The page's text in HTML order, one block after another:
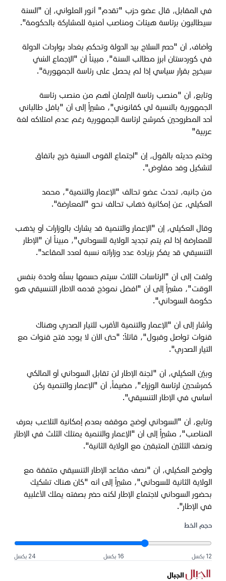
في المقابل، قال عضو حزب "تقدم" أنور العلواني، إن "السنة
سيطالبون برئاسة هيئات ومناصب أمنية للمشاركة بالحكومة".
وأضاف، أن "حصر السلاح بيد الدولة وتحكم بغداد بواردات الدولة
في كوردستان أبرز مطالب السنة"، مبيناً أن "الإجماع السُني
سيخرج بقرار سياسي إذا لم يحصل على رئاسة الجمهورية".
وتابع، أن "منصب رئاسة البرلمان أهم من منصب رئاسة
الجمهورية بالنسبة لي كقانوني"، مشيراً إلى أن "بافل طالباني
أحد المطروحين كمرشح لرئاسة الجمهورية رغم عدم امتلاكه لغة
عربية"
وختم حديثه بالقول، إن "اجتماع القوى السنية خرج باتفاق
لتشكيل وفد مفاوض".
من جانبه، تحدث عضو تحالف "الإعمار والتنمية"، محمد
العكيلي، عن إمكانية ذهاب تحالف نحو "المعارضة".
وقال العكيلي، إن "الإعمار والتنمية قد يشارك بالوزارات أو يذهب
للمعارضة إذا لم يتم تجديد الولاية للسوداني"، مبيناً أن "الإطار
التنسيقي قد يفكر بزيادة عدد وزاراته نسبة لعدد المقاعد".
ولفت إلى أن "الرئاسات الثلاث سيتم حسمها بسلّة واحدة بنفس
الوقت"، مشيراً إلى أن "افضل نموذج قدمه الاطار التنسيقي هو
حكومة السوداني".
وأشار إلى أن "الإعمار والتنمية الأقرب للتيار الصدري وهناك
قنوات تواصل وقبول"، قائلاً: "حتى الآن لا يوجد فتح قنوات مع
التيار الصدري".
وبيّن العكيلي، أن "لجنة الإطار لن تقابل السوداني أو المالكي
كمرشحين لرئاسة الوزراء"، مضيفاً، أن "الإعمار والتنمية ركن
أساسي في الإطار التنسيقي".
وتابع، أن "السوداني أوضح موقفه بعدم إمكانية التلاعب بعرف
المناصب"، مشيراً إلى أن "الإعمار والتنمية يمتلك الثلث في الإطار
ونصف الثلثين المتبقين مع الولاية الثانية".
وأوضح العكيلي، أن "نصف مقاعد الإطار التنسيقي متفقة مع
الولاية الثانية للسوداني"، مشيراً إلى أنه "كان هناك تشكيك
بحضور السوداني لاجتماع الإطار لكنه حضر بصفته يملك الأغلبية
في الإطار".
حجم الخط
12 بكسل 16 بكسل 24 بكسل
الجبال